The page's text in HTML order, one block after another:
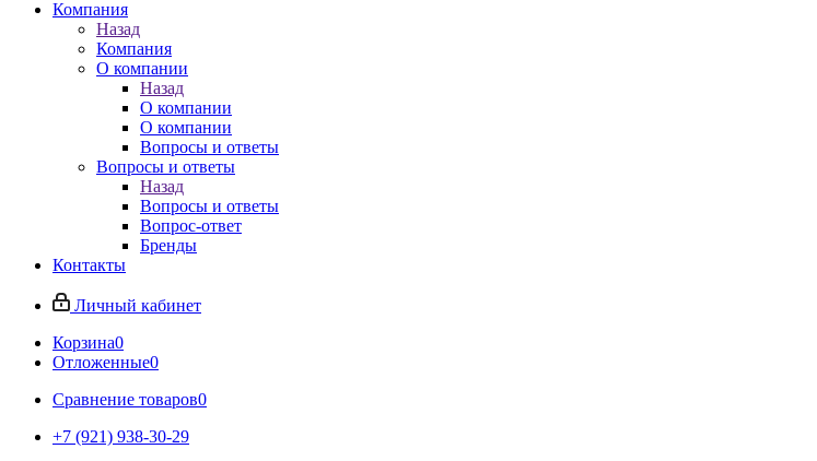
Компания
Назад
Компания
О компании
Назад
О компании
О компании
Вопросы и ответы
Вопросы и ответы
Назад
Вопросы и ответы
Вопрос-ответ
Бренды
Контакты
Личный кабинет
Корзина0
Отложенные0
Сравнение товаров0
+7 (921) 938-30-29